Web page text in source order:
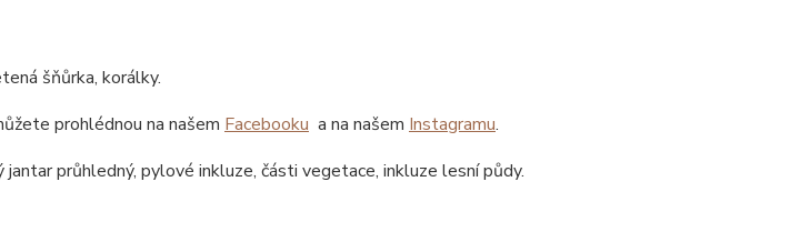
šňůrka, korálky.
prohlédnou na našem Facebooku a na našem Instagramu.
jantar průhledný, pylové inkluze, části vegetace, inkluze lesní půdy.